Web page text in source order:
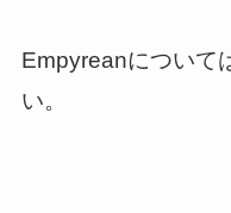
Empyreanについて
い。